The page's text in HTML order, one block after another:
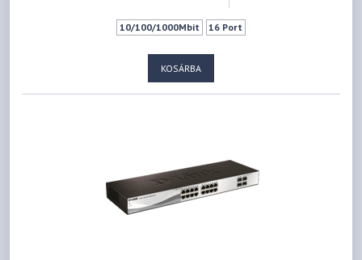
10/100/1000Mbit 16 Port
KOSÁRBA